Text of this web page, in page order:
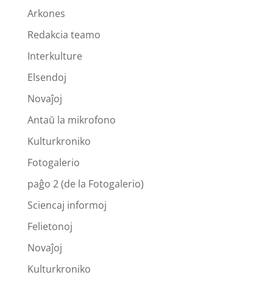
Arkones
Redakcia teamo
Interkulture
Elsendoj
Novaĵoj
Antaŭ la mikrofono
Kulturkroniko
Fotogalerio
paĝo 2 (de la Fotogalerio)
Sciencaj informoj
Felietonoj
Novaĵoj
Kulturkroniko